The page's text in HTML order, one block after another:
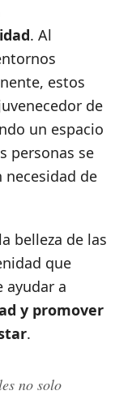
. Al
estos
de
un espacio
personas se
necesidad de
belleza de las
que
ayudar a
y promover
.
no solo